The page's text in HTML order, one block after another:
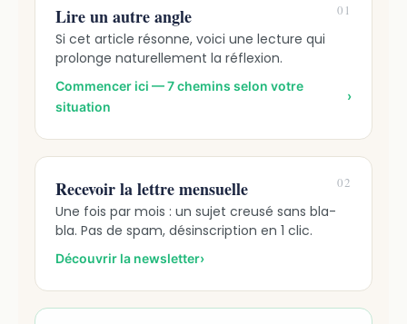
01
Lire un autre angle
Si cet article résonne, voici une lecture qui
prolonge naturellement la réflexion.
Commencer ici — 7 chemins selon votre
situation
›
02
Recevoir la lettre mensuelle
Une fois par mois : un sujet creusé sans bla-
bla. Pas de spam, désinscription en 1 clic.
Découvrir la newsletter›